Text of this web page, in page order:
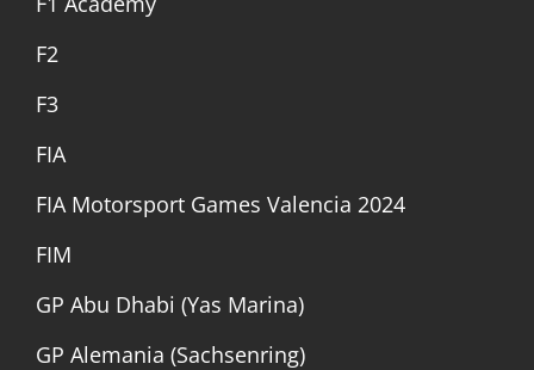
F2
F3
FIA
FIA Motorsport Games Valencia 2024
FIM
GP Abu Dhabi (Yas Marina)
GP Alemania (Sachsenring)